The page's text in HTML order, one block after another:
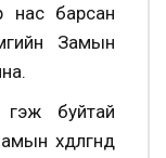
нас барсан
Замын
буйтай
хөдөлгөөнд